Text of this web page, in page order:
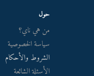
حول
من هي ناي؟
سياسة الخصوصية
الشروط والأحكام
الأسئلة الشائعة